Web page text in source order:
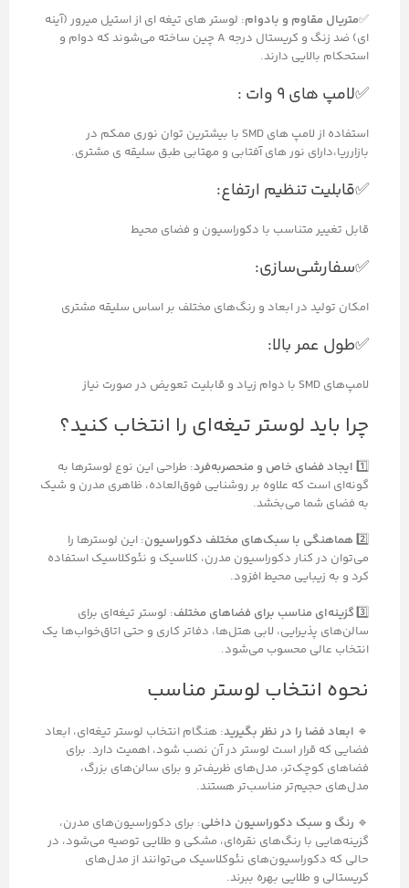
✅متریال مقاوم و بادوام: لوستر های تیغه ای از استیل میرور (آینه
ای) ضد زنگ و کریستال درجه A چین ساخته می‌شوند که دوام و
استحکام بالایی دارند.
✅لامپ های 9 وات :
استفاده از لامپ های SMD با بیشترین توان نوری ممکم در
بازارريا،دارای نور های آفتابی و مهتابی طبق سلیقه ی مشتری.
✅قابلیت تنظیم ارتفاع:
قابل تغییر متناسب با دکوراسیون و فضای محیط
✅سفارشی‌سازی:
امکان تولید در ابعاد و رنگ‌های مختلف بر اساس سلیقه مشتری
✅طول عمر بالا:
لامپ‌های SMD با دوام زیاد و قابلیت تعویض در صورت نیاز
چرا باید لوستر تیغه‌ای را انتخاب کنید؟
1️⃣ ایجاد فضای خاص و منحصربه‌فرد: طراحی این نوع لوسترها به
گونه‌ای است که علاوه بر روشنایی فوق‌العاده، ظاهری مدرن و شیک
به فضای شما می‌بخشد.
2️⃣ هماهنگی با سبک‌های مختلف دکوراسیون: این لوسترها را
می‌توان در کنار دکوراسیون مدرن، کلاسیک و نئوکلاسیک استفاده
کرد و به زیبایی محیط افزود.
3️⃣گزینه‌ای مناسب برای فضاهای مختلف: لوستر تیغه‌ای برای
سالن‌های پذیرایی، لابی هتل‌ها، دفاتر کاری و حتی اتاق‌خواب‌ها یک
انتخاب عالی محسوب می‌شود.
نحوه انتخاب لوستر مناسب
🔹 ابعاد فضا را در نظر بگیرید: هنگام انتخاب لوستر تیغه‌ای، ابعاد
فضایی که قرار است لوستر در آن نصب شود، اهمیت دارد. برای
فضاهای کوچک‌تر، مدل‌های ظریف‌تر و برای سالن‌های بزرگ،
مدل‌های حجیم‌تر مناسب‌تر هستند.
🔹 رنگ و سبک دکوراسیون داخلی: برای دکوراسیون‌های مدرن،
گزینه‌هایی با رنگ‌های نقره‌ای، مشکی و طلایی توصیه می‌شود، در
حالی که دکوراسیون‌های نئوکلاسیک می‌توانند از مدل‌های
کریستالی و طلایی بهره ببرند.